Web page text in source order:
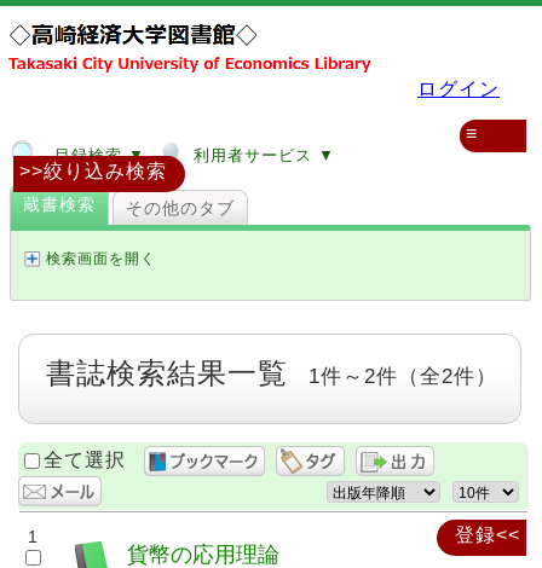
ログイン
目録検索 ▼ 利用者サービス ▼
≡
登録<<
蔵書検索 その他のタブ
検索画面を開く
>>絞り込み検索
書誌検索結果一覧 1件～2件（全2件）
全て選択
1
貨幣の応用理論